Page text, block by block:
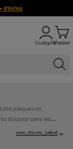
+ d'infos
ComptePanier
des plaques en
douceur sans les
grâce à sa montée
see_more_label